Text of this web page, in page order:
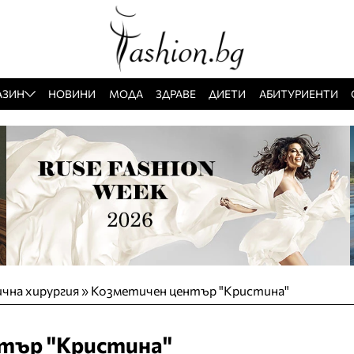
НОВИНИ МОДА ЗДРАВЕ ДИЕТИ АБИТУРИЕНТИ
хирургия» Козметичен център "Кристина"
"Кристина"